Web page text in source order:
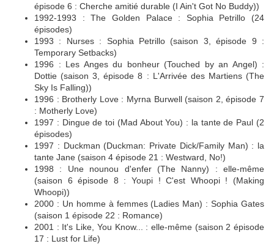
épisode 6 : Cherche amitié durable (I Ain't Got No Buddy))
1992-1993 : The Golden Palace : Sophia Petrillo (24
épisodes)
1993 : Nurses : Sophia Petrillo (saison 3, épisode 9 :
Temporary Setbacks)
1996 : Les Anges du bonheur (Touched by an Angel) :
Dottie (saison 3, épisode 8 : L'Arrivée des Martiens (The
Sky Is Falling))
1996 : Brotherly Love : Myrna Burwell (saison 2, épisode 7
: Motherly Love)
1997 : Dingue de toi (Mad About You) : la tante de Paul (2
épisodes)
1997 : Duckman (Duckman: Private Dick/Family Man) : la
tante Jane (saison 4 épisode 21 : Westward, No!)
1998 : Une nounou d'enfer (The Nanny) : elle-même
(saison 6 épisode 8 : Youpi ! C'est Whoopi ! (Making
Whoopi))
2000 : Un homme à femmes (Ladies Man) : Sophia Gates
(saison 1 épisode 22 : Romance)
2001 : It's Like, You Know... : elle-même (saison 2 épisode
17 : Lust for Life)